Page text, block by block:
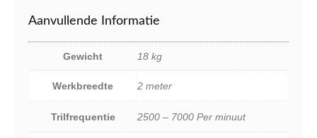
Aanvullende Informatie
Gewicht 18 kg
Werkbreedte 2 meter
Trilfrequentie 2500 – 7000 Per minuut